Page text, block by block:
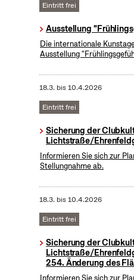
Eintritt frei
Ausstellung
Die internationale
Ausstellung
18.3. bis10.4.2026
Eintritt frei
Sicherung der
Lichtstraße/
Informieren Sie sich zur
Stellungnahme ab.
18.3. bis10.4.2026
Eintritt frei
Sicherung der
Lichtstraße/
254. Änderung des